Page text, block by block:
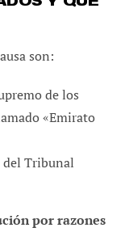
son:
de los
«Emirato
del Tribunal
por razones